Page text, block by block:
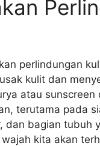
perlindungan
kulit dan
atau
terutama pada
dan bagian tubuh
kita akan